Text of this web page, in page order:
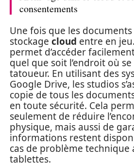
consentements
Une fois que les
stockage cloud entre en
permet d’accéder
quel que soit l’endroit où
tatoueur. En utilisant des
Google Drive, les studios
copie de tous les
en toute sécurité. Cela
seulement de réduire
physique, mais aussi de
informations restent
cas de problème technique
tablettes.